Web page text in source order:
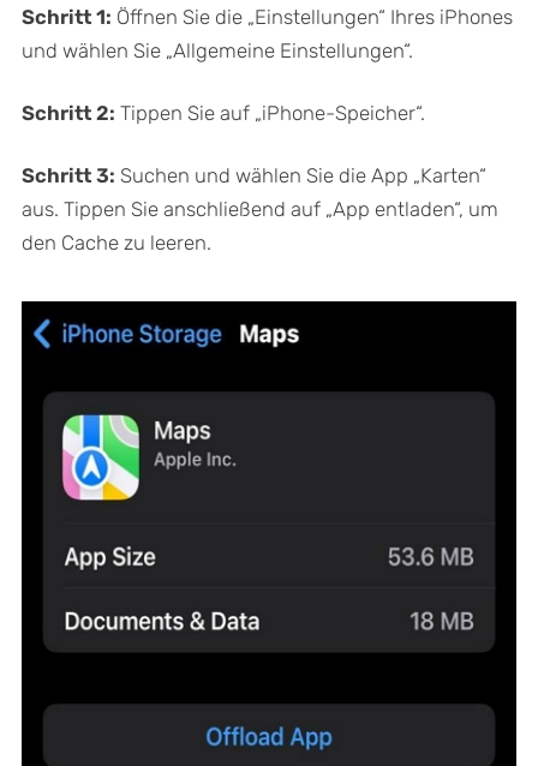
Schritt 1: Öffnen Sie die „Einstellungen“ Ihres iPhones
und wählen Sie „Allgemeine Einstellungen“.
Schritt 2: Tippen Sie auf „iPhone-Speicher“.
Schritt 3: Suchen und wählen Sie die App „Karten“
aus. Tippen Sie anschließend auf „App entladen“, um
den Cache zu leeren.